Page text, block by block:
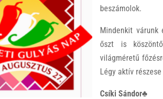
beszámolok.
Mindenkit várunk
őszt is
világméretű
Légy aktív részese
Csíki Sándor♣